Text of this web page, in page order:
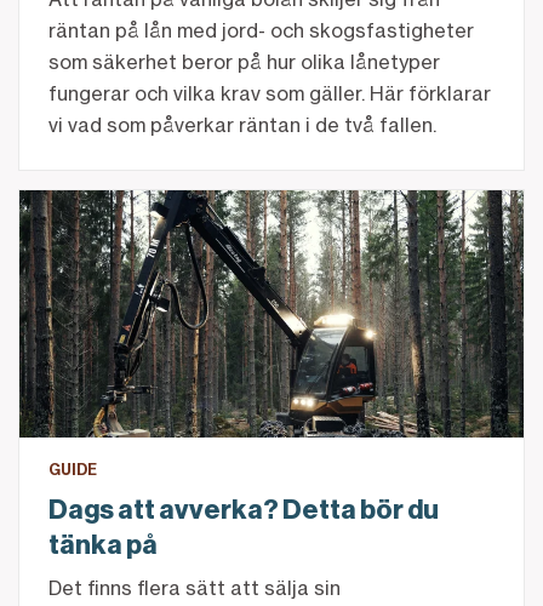
räntan på lån med jord- och skogsfastigheter
som säkerhet beror på hur olika lånetyper
fungerar och vilka krav som gäller. Här förklarar
vi vad som påverkar räntan i de två fallen.
Dags att avverka? Detta bör du tänka på
GUIDE
Dags att avverka? Detta bör du
tänka på
Det finns flera sätt att sälja sin